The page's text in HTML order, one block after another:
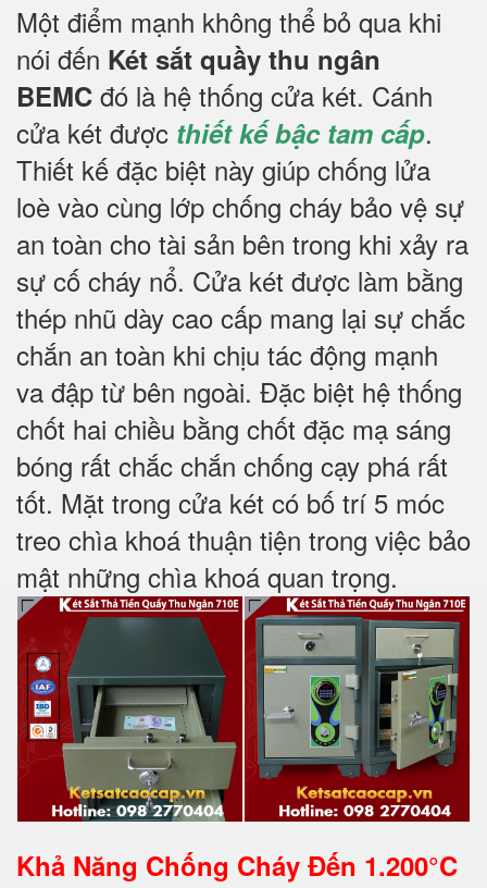
Một điểm mạnh không thể bỏ qua khi
nói đến Két sắt quầy thu ngân
BEMC đó là hệ thống cửa két. Cánh
cửa két được thiết kế bậc tam cấp.
Thiết kế đặc biệt này giúp chống lửa
loè vào cùng lớp chống cháy bảo vệ sự
an toàn cho tài sản bên trong khi xảy ra
sự cố cháy nổ. Cửa két được làm bằng
thép nhũ dày cao cấp mang lại sự chắc
chắn an toàn khi chịu tác động mạnh
va đập từ bên ngoài. Đặc biệt hệ thống
chốt hai chiều bằng chốt đặc mạ sáng
bóng rất chắc chắn chống cạy phá rất
tốt. Mặt trong cửa két có bố trí 5 móc
treo chìa khoá thuận tiện trong việc bảo
mật những chìa khoá quan trọng.
Khả Năng Chống Cháy Đến 1.200°C